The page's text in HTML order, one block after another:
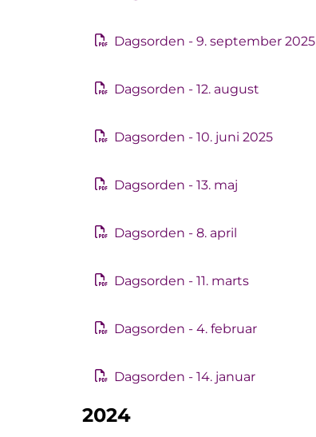
Dagsorden - 9. september 2025
Dagsorden - 12. august
Dagsorden - 10. juni 2025
Dagsorden - 13. maj
Dagsorden - 8. april
Dagsorden - 11. marts
Dagsorden - 4. februar
Dagsorden - 14. januar
2024